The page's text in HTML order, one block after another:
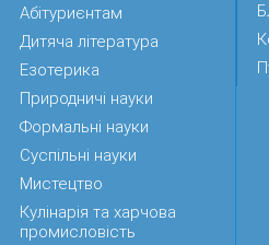
Абітуриєнтам
Дитяча література
Езотерика
Природничі науки
Формальні науки
Суспільні науки
Мистецтво
Кулінарія та харчова
промисловість